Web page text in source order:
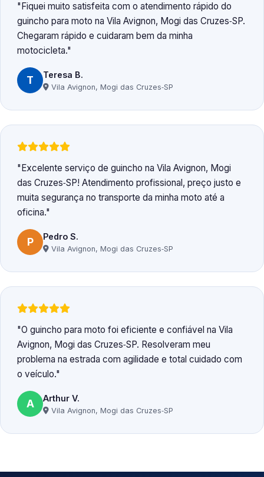
Fiquei muito satisfeita com o atendimento rápido do
guincho para moto na Vila Avignon, Mogi das Cruzes‑SP.
Chegaram rápido e cuidaram bem da minha
motocicleta.
T Teresa B.
Vila Avignon, Mogi das Cruzes‑SP
Excelente serviço de guincho na Vila Avignon, Mogi
das Cruzes‑SP! Atendimento profissional, preço justo e
muita segurança no transporte da minha moto até a
oficina.
P Pedro S.
Vila Avignon, Mogi das Cruzes‑SP
O guincho para moto foi eficiente e confiável na Vila
Avignon, Mogi das Cruzes‑SP. Resolveram meu
problema na estrada com agilidade e total cuidado com
o veículo.
A Arthur V.
Vila Avignon, Mogi das Cruzes‑SP